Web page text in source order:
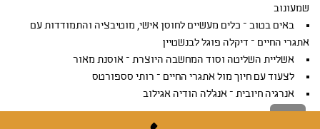
שמעונוב
באים בטוב – כלים מעשיים לחוסן אישי, מוטיבציה והתמודדות עם
אתגרי החיים – דיקלה פוגל לבנשטיין
אשליית השליטה וסוד המחשבה היוצרת – אוסנת מאור
לצעוד עם חיוך מול אתגרי החיים – רותי סספורטס
אנרגיה חיובית – אנג'לה הודיה אגילוב